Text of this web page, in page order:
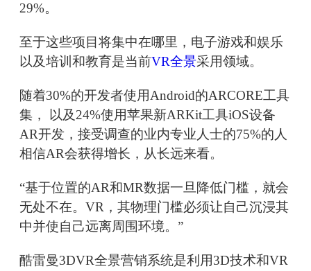
29%。
至于这些项目将集中在哪里，电子游戏和娱乐
以及培训和教育是当前VR全景采用领域。
随着30%的开发者使用Android的ARCORE工具
集， 以及24%使用苹果新ARKit工具iOS设备
AR开发，接受调查的业内专业人士的75%的人
相信AR会获得增长，从长远来看。
“基于位置的AR和MR数据一旦降低门槛，就会
无处不在。VR，其物理门槛必须让自己沉浸其
中并使自己远离周围环境。”
酷雷曼3DVR全景营销系统是利用3D技术和VR